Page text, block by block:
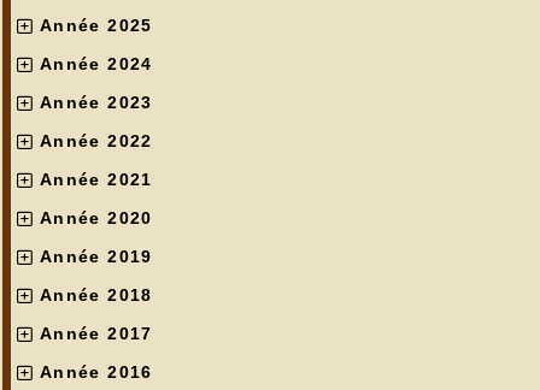
Année 2025
Année 2024
Année 2023
Année 2022
Année 2021
Année 2020
Année 2019
Année 2018
Année 2017
Année 2016